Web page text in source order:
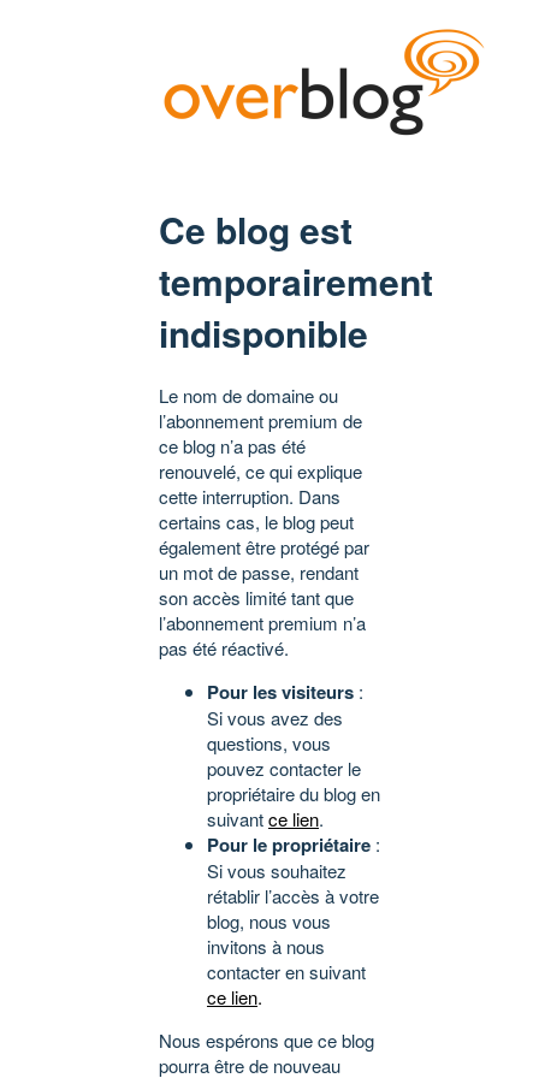
Ce blog est
temporairement
indisponible
Le nom de domaine ou
l’abonnement premium de
ce blog n’a pas été
renouvelé, ce qui explique
cette interruption. Dans
certains cas, le blog peut
également être protégé par
un mot de passe, rendant
son accès limité tant que
l’abonnement premium n’a
pas été réactivé.
Pour les visiteurs :
Si vous avez des
questions, vous
pouvez contacter le
propriétaire du blog en
suivantce lien.
Pour le propriétaire :
Si vous souhaitez
rétablir l’accès à votre
blog, nous vous
invitons à nous
contacter en suivant
ce lien.
Nous espérons que ce blog
pourra être de nouveau